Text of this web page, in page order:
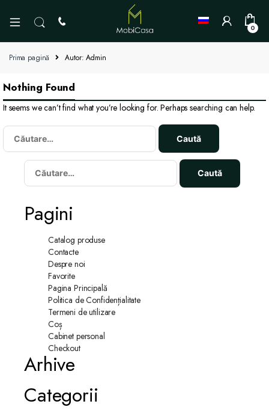
0
Prima pagină Autor: Admin
Nothing Found
It seems we can’t find what you’re looking for. Perhaps searching can help.
Caută
după:
Caută
după:
Pagini
Catalog produse
Contacte
Despre noi
Favorite
Pagina Principală
Politica de Confidențialitate
Termeni de utilizare
Coș
Cabinet personal
Checkout
Arhive
Categorii